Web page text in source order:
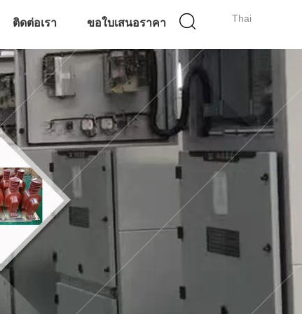
Thai
ติดต่อเรา ขอใบเสนอราคา